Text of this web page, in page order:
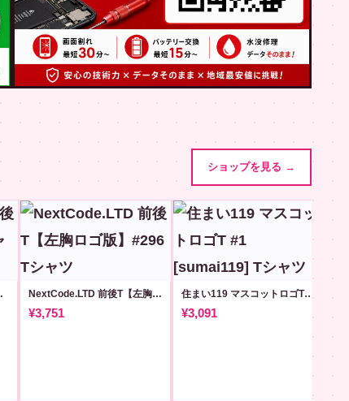
ショップを見る →
T #21 NextCode.LTD 前後T【左胸ロゴ版】#296
¥3,751
住まい119 マスコットロゴT #1 [sumai119]
¥3,091